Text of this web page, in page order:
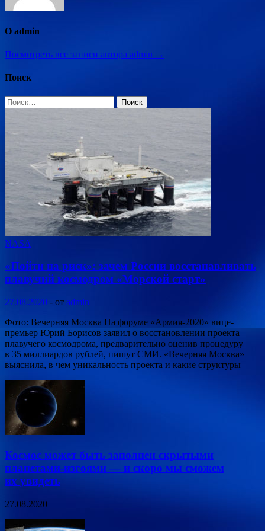
О admin
Посмотреть все записи автора admin →
Поиск
Найти:
NASA
«Пойти на риск»: зачем России восстанавливать
плавучий космодром «Морской старт»
27.08.2020 - от admin
Фото: Вечерняя Москва На форуме «Армия-2020» вице-
премьер Юрий Борисов заявил о восстановлении проекта
плавучего космодрома, предварительно оценив процедуру
в 35 миллиардов рублей, пишут СМИ. «Вечерняя Москва»
выяснила, в чем уникальность проекта и какие структуры
Космос может быть заполнен скрытыми
планетами-изгоями — и скоро мы сможем
их увидеть
27.08.2020